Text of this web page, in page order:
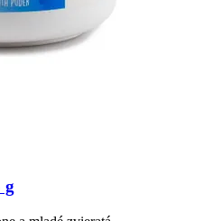
g